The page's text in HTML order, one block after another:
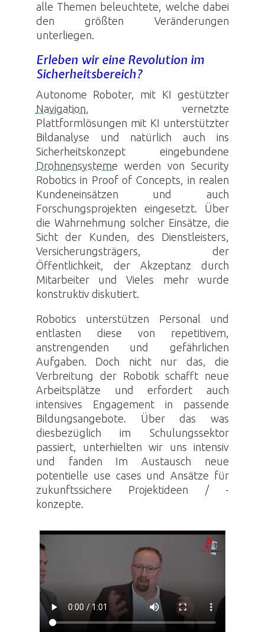
alle Themen beleuchtete, welche dabei
den größten Veränderungen
unterliegen.
Erleben wir eine Revolution im
Sicherheitsbereich?
Autonome Roboter, mit KI gestützter
Navigation, vernetzte
Plattformlösungen mit KI unterstützter
Bildanalyse und natürlich auch ins
Sicherheitskonzept eingebundene
Drohnensysteme werden von Security
Robotics in Proof of Concepts, in realen
Kundeneinsätzen und auch
Forschungsprojekten eingesetzt. Über
die Wahrnehmung solcher Einsätze, die
Sicht der Kunden, des Dienstleisters,
Versicherungsträgers, der
Öffentlichkeit, der Akzeptanz durch
Mitarbeiter und Vieles mehr wurde
konstruktiv diskutiert.
Robotics unterstützen Personal und
entlasten diese von repetitivem,
anstrengenden und gefährlichen
Aufgaben. Doch nicht nur das, die
Verbreitung der Robotikschafft neue
Arbeitsplätze und erfordert auch
intensives Engagement in passende
Bildungsangebote. Über das was
diesbezüglich im Schulungssektor
passiert, unterhielten wir uns intensiv
und fanden Im Austausch neue
potentielle use cases und Ansätze für
zukunftssichere Projektideen / -
konzepte.